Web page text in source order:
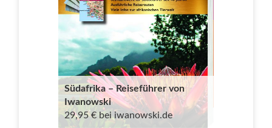
Südafrika – Reiseführer von
Iwanowski
29,95 € bei iwanowski.de